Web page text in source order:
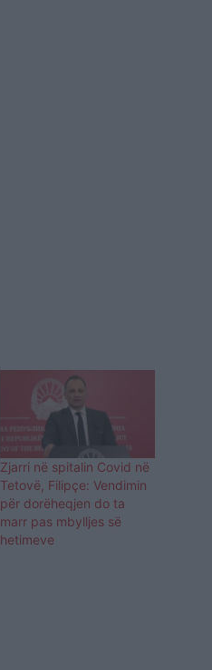
Zjarri në spitalin Covid në
Tetovë, Filipçe: Vendimin
për dorëheqjen do ta
marr pas mbylljes së
hetimeve